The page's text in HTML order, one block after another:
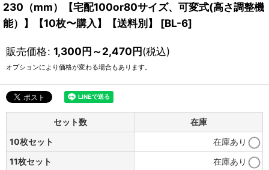
230（mm）【宅配100or80サイズ、可変式(高さ調整機
能）】【10枚〜購入】【送料別】
[BL-6]
販売価格: 1,300円～2,470円(税込)
オプションにより価格が変わる場合もあります。
セット数
在庫
10枚セット
在庫あり
11枚セット
在庫あり